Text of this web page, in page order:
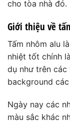
cho tòa nhà đó.
Giới thiệu về
Tấm nhôm alu
nhiệt tốt chính
dụ như trên các
background
Ngày nay các
màu sắc khác